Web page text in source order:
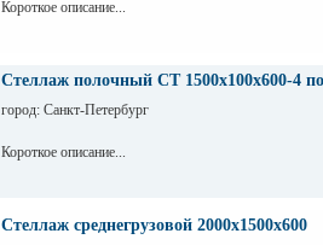
Короткое описание...
Стеллаж полочный СТ 1500х100х600-4
город: Санкт-Петербург
Короткое описание...
Стеллаж среднегрузовой 2000х1500х600